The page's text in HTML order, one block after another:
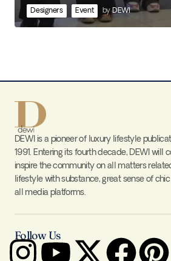
Designers Event byDEWI
DEWI is a pioneer of luxury lifestyle
1991. Entering its fourth decade, DEWI will
inspire the community on all matters
lifestyle with substance, great sense of
all media platforms.
Follow Us